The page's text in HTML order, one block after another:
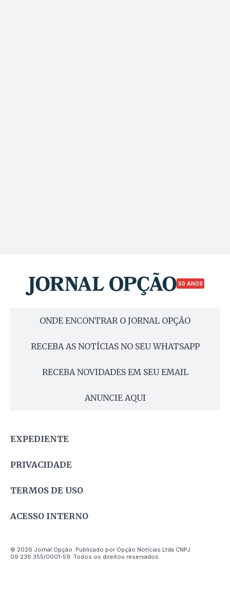
50 ANOS
ONDE ENCONTRAR O JORNAL OPÇÃO
RECEBA AS NOTÍCIAS NO SEU WHATSAPP
RECEBA NOVIDADES EM SEU EMAIL
ANUNCIE AQUI
EXPEDIENTE
PRIVACIDADE
TERMOS DE USO
ACESSO INTERNO
© 2026 Jornal Opção. Publicado por Opção Notícias Ltda CNPJ
09.236.355/0001-59. Todos os direitos reservados.